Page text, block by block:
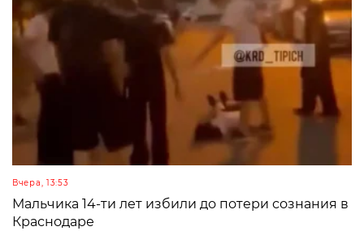
Вчера, 13:53
Мальчика 14-ти лет избили до потери сознания в
Краснодаре